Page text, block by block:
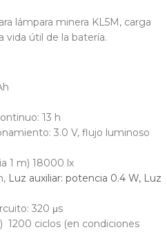
lámpara minera KL5M, carga
vida útil de la batería.
13 h
3.0 V, flujo luminoso
1 m) 18000 lx
Luz auxiliar: potencia 0.4 W, Luz
320 μs
1200 ciclos (en condiciones